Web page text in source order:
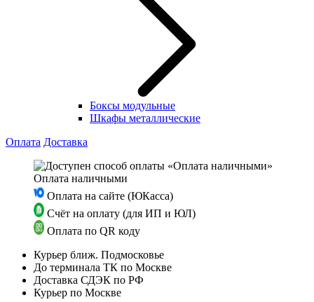
Боксы модульные
Шкафы металлические
Оплата Доставка
Оплата наличными
Оплата на сайте (ЮКасса)
Счёт на оплату (для ИП и ЮЛ)
Оплата по QR коду
Курьер ближ. Подмосковье
До терминала ТК по Москве
Доставка СДЭК по РФ
Курьер по Москве